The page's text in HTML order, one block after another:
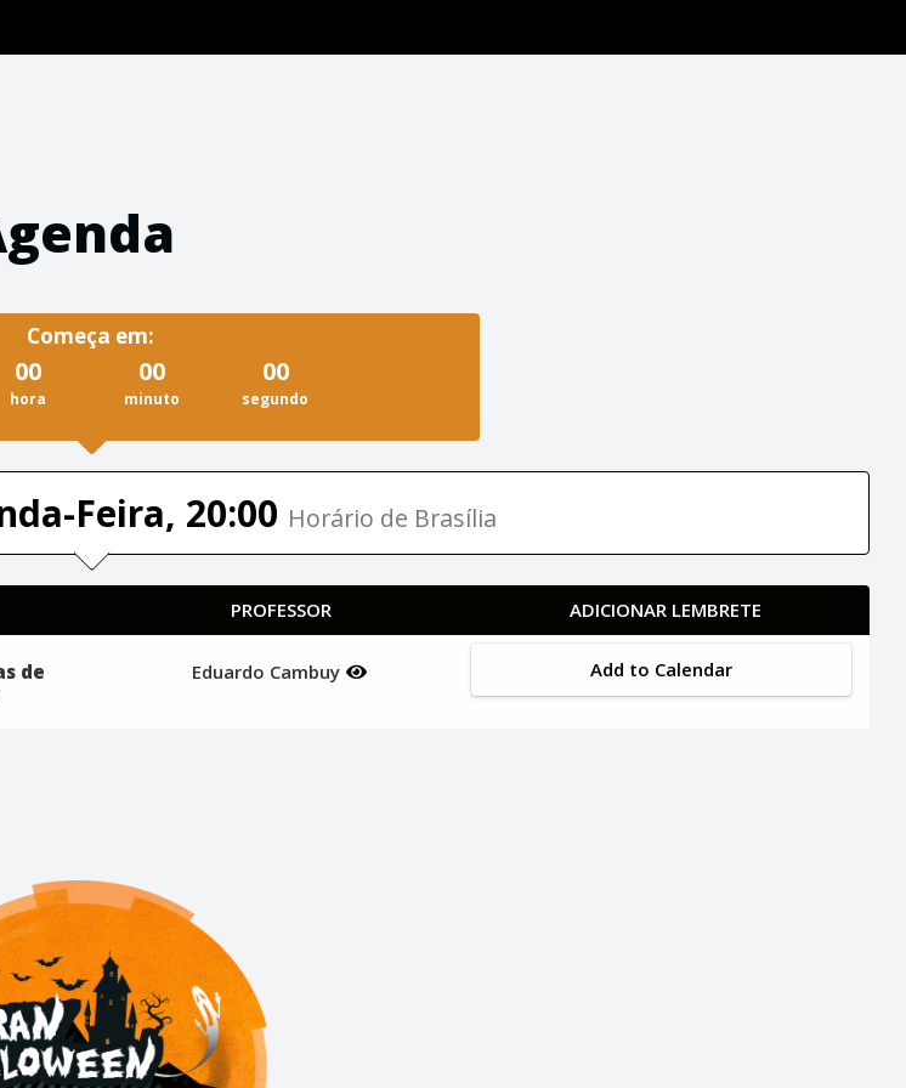
Começa em:
00
hora
00
minuto
00
segundo
Feira, 20:00 Horário de Brasília
PROFESSOR ADICIONAR LEMBRETE
de
Eduardo Cambuy Add to Calendar